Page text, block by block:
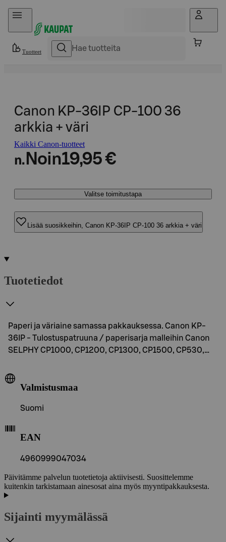
Hyppää sisältöön
Tuotteet
Canon KP-36IP CP-100 36
arkkia + väri
Kaikki Canon-tuotteet
n. Noin19,95 €
Valitse toimitustapa
Lisää suosikkeihin, Canon KP-36IP CP-100 36 arkkia + väri
Tuotetiedot
Paperi ja väriaine samassa pakkauksessa. Canon KP-
36IP - Tulostuspatruuna / paperisarja malleihin Canon
SELPHY CP1000, CP1200, CP1300, CP1500, CP530,…
Valmistusmaa
Suomi
EAN
4960999047034
Päivitämme palvelun tuotetietoja aktiivisesti. Suosittelemme
kuitenkin tarkistamaan ainesosat aina myös myyntipakkauksesta.
Sijainti myymälässä